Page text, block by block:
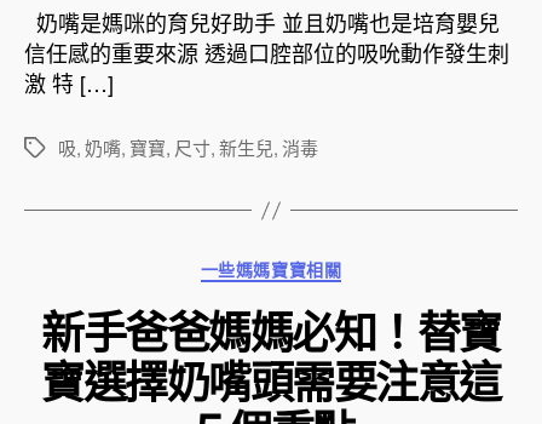
者
佈
日
期
奶嘴是媽咪的育兒好助手 並且奶嘴也是培育嬰兒
信任感的重要來源 透過口腔部位的吸吮動作發生刺
激 特 […]
標
吸,奶嘴, 寶寶, 尺寸,新生兒,消毒
分
類
一些媽媽寶寶相關
新手爸爸媽媽必知！替寶
寶選擇奶嘴頭需要注意這